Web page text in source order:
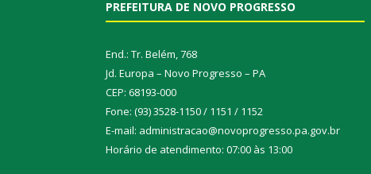
PREFEITURA DE NOVO PROGRESSO
End.: Tr. Belém, 768
Jd. Europa – Novo Progresso – PA
CEP: 68193-000
Fone: (93) 3528-1150 / 1151 / 1152
E-mail: administracao@novoprogresso.pa.gov.br
Horário de atendimento: 07:00 às 13:00